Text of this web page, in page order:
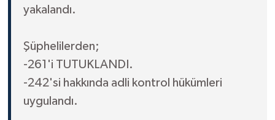
yakalandı.
Şüphelilerden;
-261'i TUTUKLANDI.
-242'si hakkında adli kontrol hükümleri
uygulandı.